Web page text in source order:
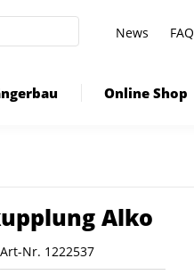
News FAQ
Online Shop
Alko
Art-Nr. 1222537